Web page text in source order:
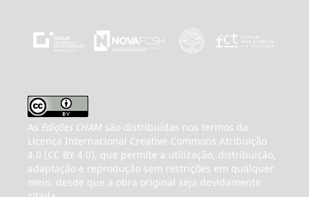
As Edições CHAMsão distribuídas nos termos da
Licença Internacional Creative Commons Atribuição
4.0 (CC BY 4.0), que permite a utilização, distribuição,
adaptação e reprodução sem restrições em qualquer
meio, desde que a obra original seja devidamente